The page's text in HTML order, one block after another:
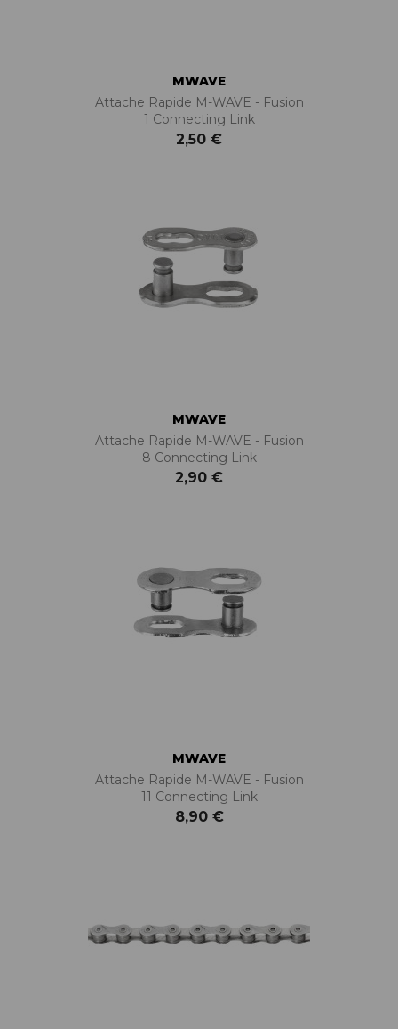
MWAVE
Attache Rapide M-WAVE - Fusion
1 Connecting Link
2,50 €
MWAVE
Attache Rapide M-WAVE - Fusion
8 Connecting Link
2,90 €
MWAVE
Attache Rapide M-WAVE - Fusion
11 Connecting Link
8,90 €